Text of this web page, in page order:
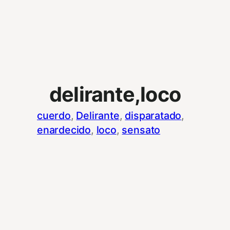
delirante,loco
cuerdo, Delirante, disparatado
enardecido, loco, sensato